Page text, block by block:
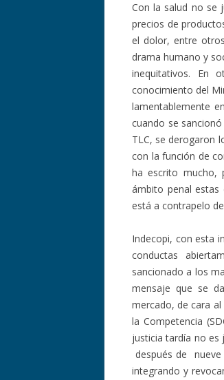
Con la salud no se
precios de
el dolor, entre
drama humano y
inequitativos. En
conocimiento del
lamentablemente
cuando se
TLC, se derogaron
con la función de
ha escrito mucho,
ámbito penal estas
está a contrapelo
Indecopi, con esta
conductas
sancionado a los
mensaje que se
mercado, de cara
la Competencia
justicia tardía no es
después de nueve
integrando y